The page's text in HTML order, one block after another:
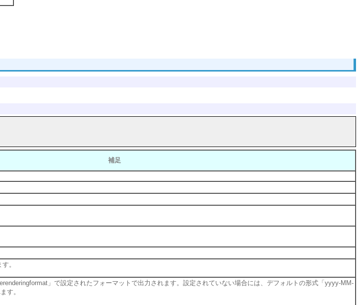
補足
。
」で設定されたフォーマットで出力されます。設定されていない場合には、デフォルトの形式「yyyy-MM-
す。